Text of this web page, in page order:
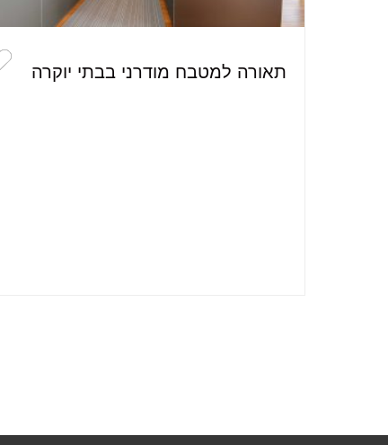
תאורה למטבח מודרני בבתי יוקרה